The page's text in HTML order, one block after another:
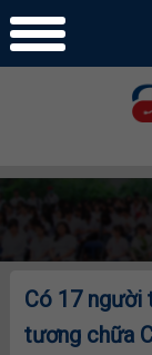
Có 17 người
tương chữa